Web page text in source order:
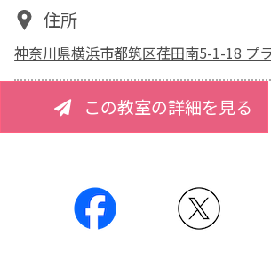
住所
神奈川県横浜市都筑区荏田南5-1-18 プ
この教室の詳細を見る